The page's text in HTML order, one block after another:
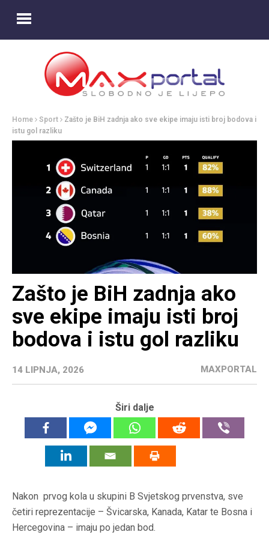
Home Sport
Zašto je BiH zadnja ako sve ekipe imaju isti broj bodova i
istu gol razliku
Zašto je BiH zadnja ako
sve ekipe imaju isti broj
bodova i istu gol razliku
14 LIPNJA, 2026 MAXPORTAL
Širi dalje
Nakon prvog kola u skupini B Svjetskog prvenstva, sve
četiri reprezentacije – Švicarska, Kanada, Katar te Bosna i
Hercegovina – imaju po jedan bod.